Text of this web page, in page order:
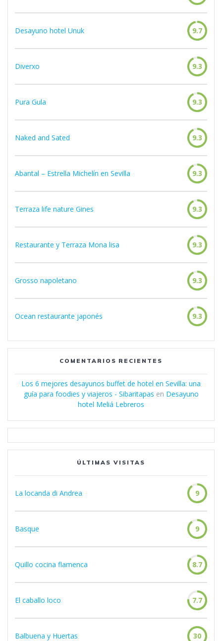
Desayuno hotel Unuk 9.7
Diverxo 9.3
Pura Gula 9.3
Naked and Sated 9.3
Abantal – Estrella Michelín en Sevilla 9.3
Terraza life nature Gines 9.3
Restaurante y Terraza Mona lisa 9.3
Grosso napoletano 9.3
Ocean restaurante japonés 9.3
COMENTARIOS RECIENTES
Los 6 mejores desayunos buffet de hotel en Sevilla: una
guía para foodies y viajeros - Sibaritapas en Desayuno
hotel Meliá Lebreros
ÚLTIMAS VISITAS
La locanda di Andrea 9
Basque 9
Quillo cocina flamenca 8.7
El caballo loco 7.7
Balbuena y Huertas 30